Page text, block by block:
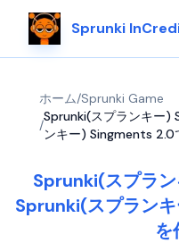
Sprunki
ホーム/Sprunki Game
/
Sprunki(スプランキー)
ンキー) Singments 2.0
Sprunki(スプラ
Sprunki(スプラン
を